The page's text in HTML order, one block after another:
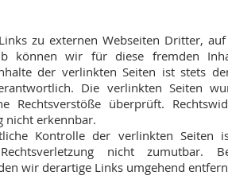
zu externen Webseiten Dritter,
können wir für diese fremden
der verlinkten Seiten ist stets
Die verlinkten Seiten
Rechtsverstöße überprüft.
nicht erkennbar.
Kontrolle der verlinkten Seiten
nicht zumutbar.
wir derartige Links umgehend